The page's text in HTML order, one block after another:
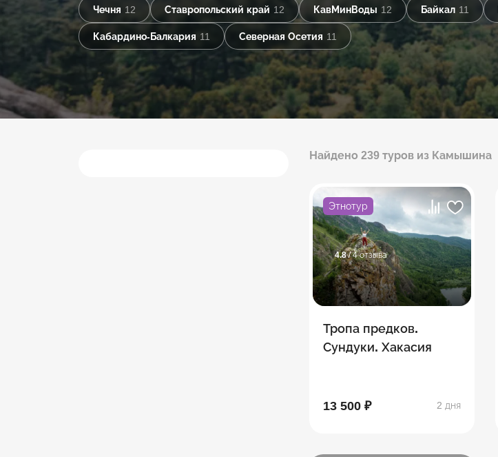
Чечня 12 Ставропольский край 12 КавМинВоды 12 Байкал 11
Кабардино-Балкария 11 Северная Осетия 11
Найдено 239 туров из Камышина
Этнотур
4.8/ 4 отзыва
Тропа предков.
Сундуки. Хакасия
13 500 ₽ 2 дня